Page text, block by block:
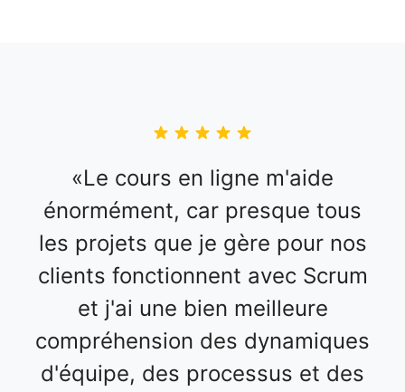
Le cours en ligne m'aide
énormément, car presque tous
les projets que je gère pour nos
clients fonctionnent avec Scrum
et j'ai une bien meilleure
compréhension des dynamiques
d'équipe, des processus et des